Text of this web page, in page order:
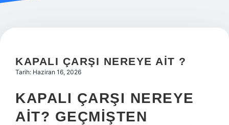
Hakkımızda
KAPALI ÇARŞI NEREYE AIT ?
Tarih: Haziran 16, 2026
KAPALI ÇARŞI NEREYE
AIT? GEÇMIŞTEN